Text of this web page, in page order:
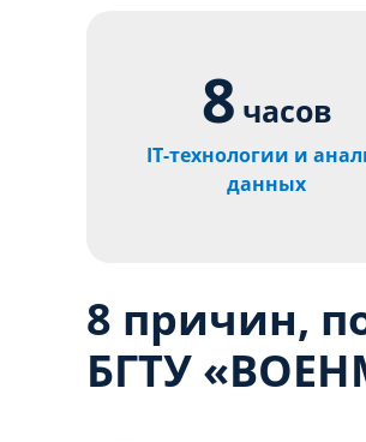
8 часов
IT-технологии и
данных
8 причин,
БГТУ